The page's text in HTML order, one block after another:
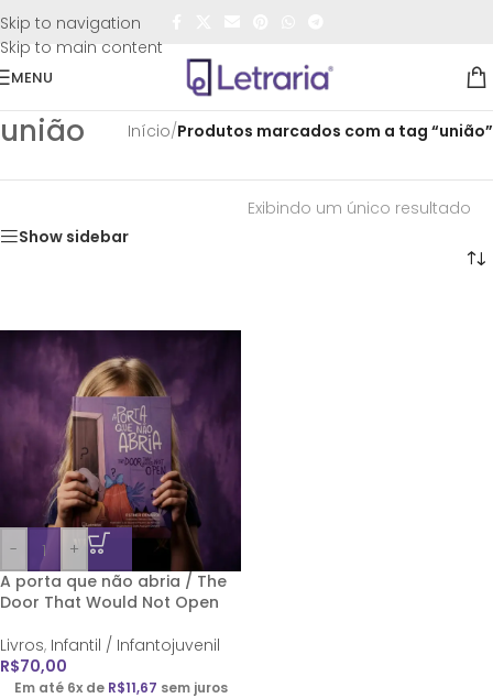
Skip to navigation
Skip to main content
FRETE GRÁTIS
MENU
união Início/Produtos marcados com a tag “união”
Show sidebar
Exibindo um único resultado
-
+
A porta que não abria / The
Door That Would Not Open
Livros, Infantil / Infantojuvenil
R$70,00
Em até 6x de R$11,67 sem juros